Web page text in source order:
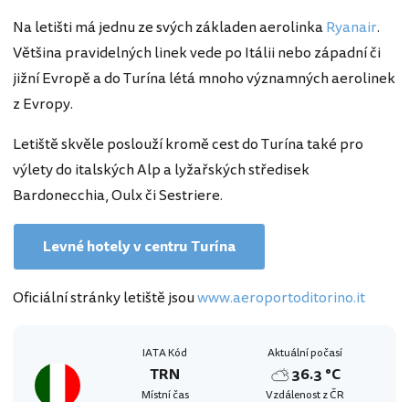
Na letišti má jednu ze svých základen aerolinkaRyanair.
Většina pravidelných linek vede po Itálii nebo západní či
jižní Evropě a do Turína létá mnoho významných aerolinek
z Evropy.
Letiště skvěle poslouží kromě cest do Turína také pro
výlety do italských Alp a lyžařských středisek
Bardonecchia, Oulx či Sestriere.
Levné hotely v centru Turína
Oficiální stránky letiště jsouwww.aeroportoditorino.it
IATA Kód
TRN
Aktuální počasí
36.3 °C
Místní čas Vzdálenost z ČR